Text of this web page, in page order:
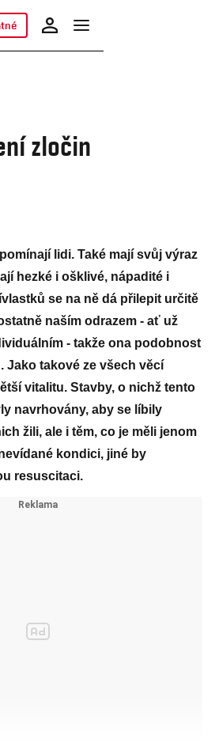
zločin
lidi. Také mají svůj výraz
hezké i ošklivé, nápadité i
se na ně dá přilepit určitě
naším odrazem - ať už
- takže ona podobnost
Jako takové ze všech věcí
vitalitu. Stavby, o nichž tento
navrhovány, aby se líbily
žili, ale i těm, co je měli jenom
kondici, jiné by
resuscitaci.